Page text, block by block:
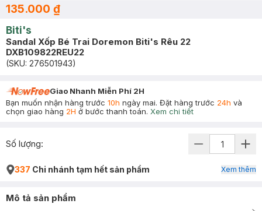
135.000 ₫
Biti's
Sandal Xốp Bé Trai Doremon Biti's Rêu 22
DXB109822REU22
(SKU: 276501943)
Giao Nhanh Miễn Phí 2H
Bạn muốn nhận hàng trước 10h ngày mai. Đặt hàng trước 24h và
chọn giao hàng 2H ở bước thanh toán. Xem chi tiết
Số lượng:
337 Chi nhánh tạm hết sản phẩm Xem thêm
Mô tả sản phẩm